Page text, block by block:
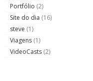
Portfólio (2)
Site do dia (16)
steve (1)
Viagens (1)
VideoCasts (2)